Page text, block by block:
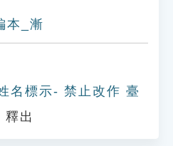
本_漸
名標示- 禁止改作 臺
釋出